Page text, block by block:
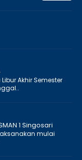
Akhir Semester
1 Singosari
mulai